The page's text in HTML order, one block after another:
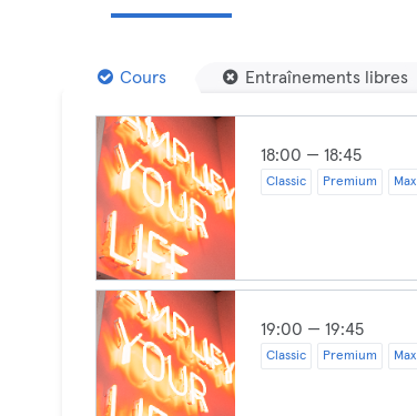
Cours Entraînements libres
18:00 — 18:45
Classic Premium Max
19:00 — 19:45
Classic Premium Max